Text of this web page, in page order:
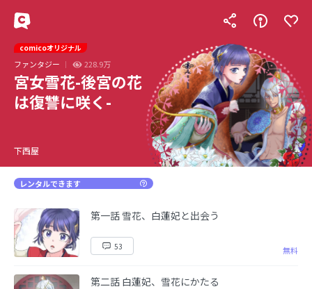
comicoオリジナル
ファンタジー 228.9万
宮女雪花-後宮の花
は復讐に咲く-
下西屋
レンタルできます
第一話 雪花、白蓮妃と出会う
53 無料
第二話 白蓮妃、雪花にかたる